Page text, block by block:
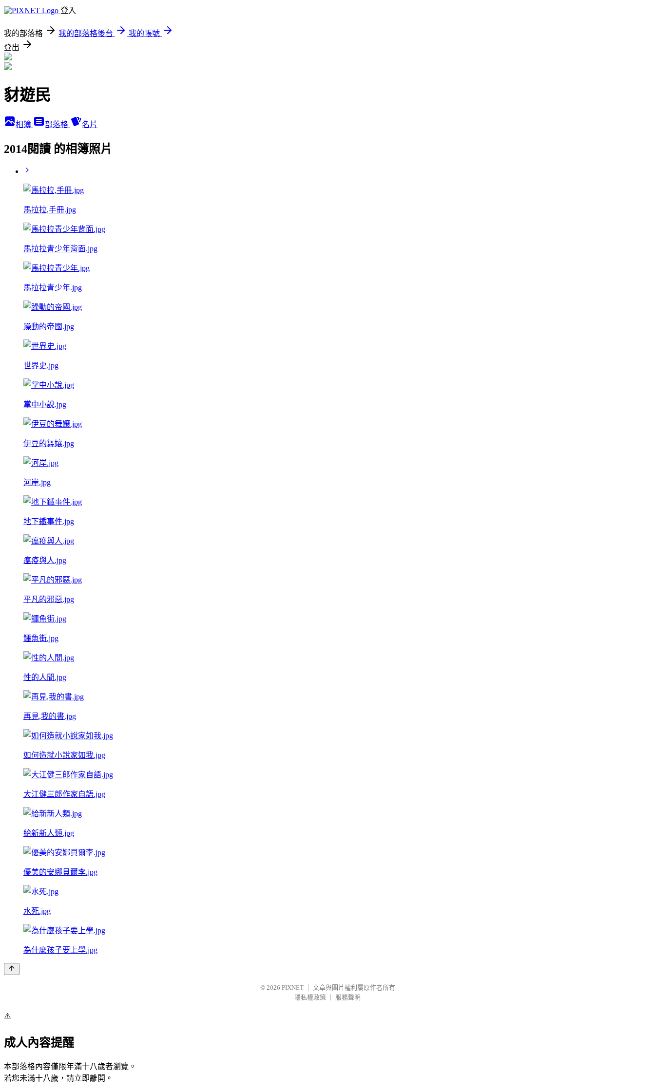
登入
我的部落格 我的部落格後台
我的帳號
登出
豺遊民
相簿 部落格 名片
2014閱讀 的相簿照片
馬拉拉,手冊.jpg
馬拉拉青少年背面.jpg
馬拉拉青少年.jpg
躁動的帝國.jpg
世界史.jpg
掌中小說.jpg
伊豆的舞孃.jpg
河岸.jpg
地下鐵事件.jpg
瘟疫與人.jpg
平凡的邪惡.jpg
鱷魚街.jpg
性的人間.jpg
再見,我的書.jpg
如何造就小說家如我.jpg
大江健三郎作家自語.jpg
給新新人類.jpg
優美的安娜貝爾李.jpg
水死.jpg
為什麼孩子要上學.jpg
© 2026 PIXNET
文章與圖片權利屬原作者所有
隱私權政策
服務聲明
⚠️
成人內容提醒
本部落格內容僅限年滿十八歲者瀏覽。
若您未滿十八歲，請立即離開。